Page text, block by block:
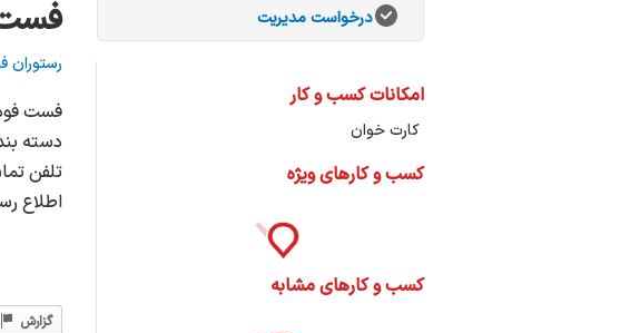
فست
رستوران
دسته
تلفن تماس:
اطلاع
گزارش
درخواست مدیریت
امکانات کسب و کار
کارت خوان
کسب و کارهای ویژه
کسب و کارهای مشابه